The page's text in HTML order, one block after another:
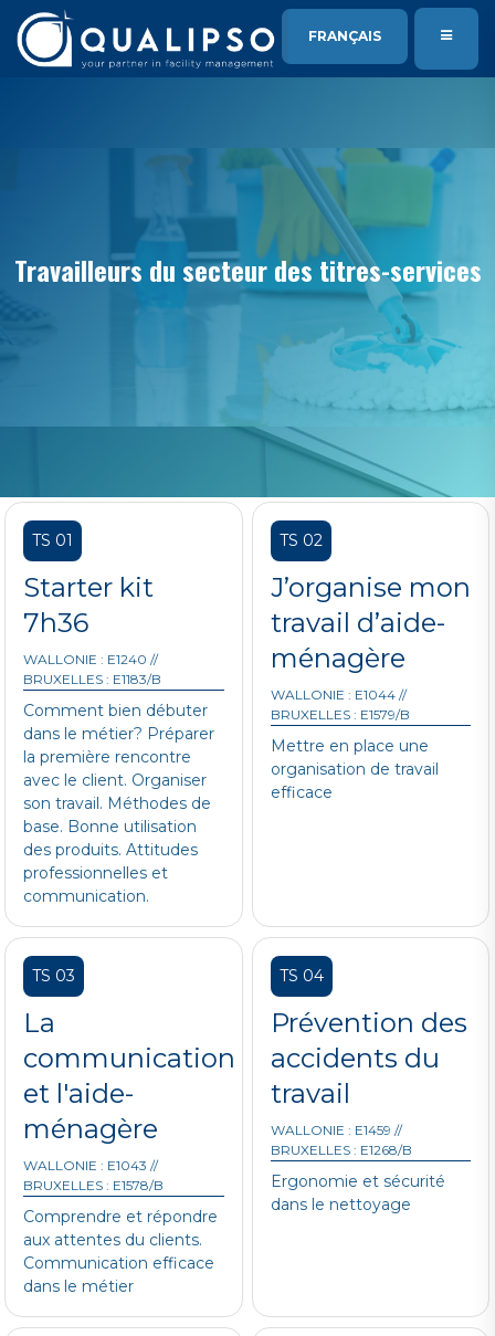
SE RENDRE AU CONTENU
FRANÇAIS
Travailleurs du secteur des titres-services
TS 01
Starter kit
7h36
WALLONIE : E1240 //
BRUXELLES : E1183/B
Comment bien débuter
dans le métier? Préparer
la première rencontre
avec le client. Organiser
son travail. Méthodes de
base. Bonne utilisation
des produits. Attitudes
professionnelles et
communication.
TS 02
J’organise mon
travail d’aide-
ménagère
WALLONIE : E1044 //
BRUXELLES : E1579/B
Mettre en place une
organisation de travail
efficace
TS 03
La
communication
et l'aide-
ménagère
WALLONIE : E1043 //
BRUXELLES : E1578/B
Comprendre et répondre
aux attentes du clients.
Communication efficace
dans le métier
TS 04
Prévention des
accidents du
travail
WALLONIE : E1459 //
BRUXELLES : E1268/B
Ergonomie et sécurité
dans le nettoyage